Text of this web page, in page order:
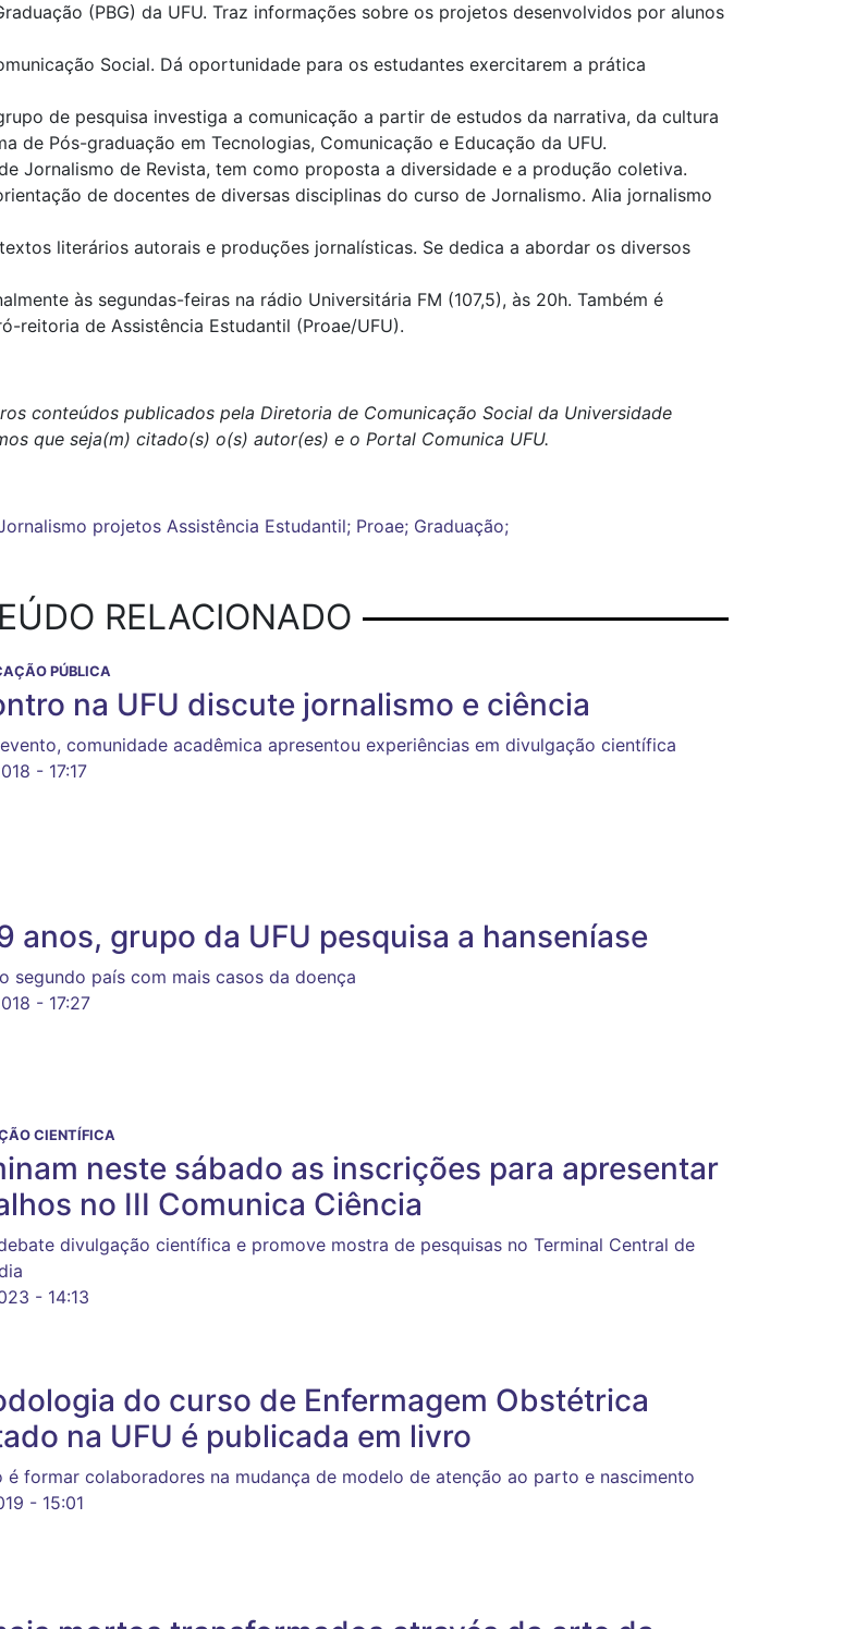
(PBG) da UFU. Traz informações sobre os projetos desenvolvidos por alunos
Social. Dá oportunidade para os estudantes exercitarem a prática
de pesquisa investiga a comunicação a partir de estudos da narrativa, da cultura
de Pós-graduação em Tecnologias, Comunicação e Educação da UFU.
Jornalismo de Revista, tem como proposta a diversidade e a produção coletiva.
de docentes de diversas disciplinas do curso de Jornalismo. Alia jornalismo
literários autorais e produções jornalísticas. Se dedica a abordar os diversos
às segundas-feiras na rádio Universitária FM (107,5), às 20h. Também é
reitoria de Assistência Estudantil (Proae/UFU).
conteúdos publicados pela Diretoria de Comunicação Social da Universidade
que seja(m) citado(s) o(s) autor(es) e o Portal Comunica UFU.
projetos Assistência Estudantil; Proae; Graduação;
RELACIONADO
PÚBLICA
na UFU discute jornalismo e ciência
comunidade acadêmica apresentou experiências em divulgação científica
- 17:17
anos, grupo da UFU pesquisa a hanseníase
segundo país com mais casos da doença
- 17:27
CIENTÍFICA
neste sábado as inscrições para apresentar
no III Comunica Ciência
divulgação científica e promove mostra de pesquisas no Terminal Central de
- 14:13
do curso de Enfermagem Obstétrica
na UFU é publicada em livro
é formar colaboradores na mudança de modelo de atenção ao parto e nascimento
- 15:01